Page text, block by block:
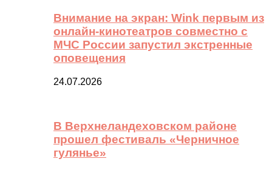
Внимание на экран: Wink первым из
онлайн-кинотеатров совместно с
МЧС России запустил экстренные
оповещения
24.07.2026
В Верхнеландеховском районе
прошел фестиваль «Черничное
гулянье»